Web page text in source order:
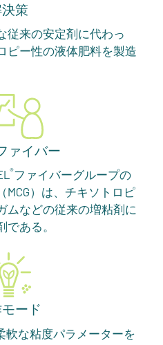
策
従来の安定剤に代わっ
ピー性の液体肥料を製造
ァイバー
®ファイバーグループの
）は、チキソトロピ
ムなどの従来の増粘剤に
ある。
ード
軟な粘度パラメーターを